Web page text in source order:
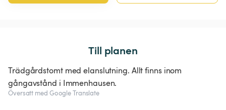
Till planen
Trädgårdstomt med elanslutning. Allt finns inom
gångavstånd i Immenhausen.
Översatt med Google Translate